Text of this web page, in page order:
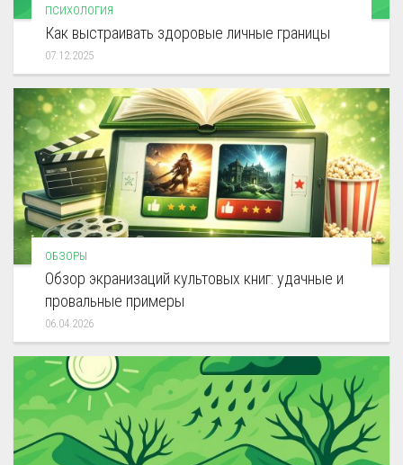
ПСИХОЛОГИЯ
Как выстраивать здоровые личные границы
07.12.2025
ОБЗОРЫ
Обзор экранизаций культовых книг: удачные и
провальные примеры
06.04.2026